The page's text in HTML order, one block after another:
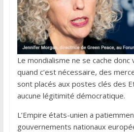
Le mondialisme ne se cache donc
quand c’est nécessaire, des
sont placés aux postes clés des
aucune légitimité démocratique.
L’Empire états-unien a
gouvernements nationaux